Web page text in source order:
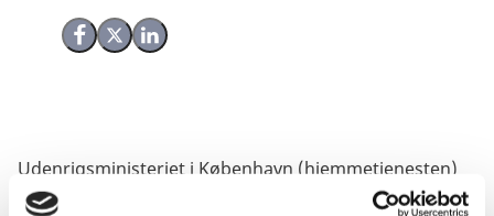
Del på Facebook
Del på X (Twitter)
Del på LinkedIn
Udenrigsministeriet i København (hjemmetjenesten)
er organiseret i syv faglige fællesskaber, som dækker